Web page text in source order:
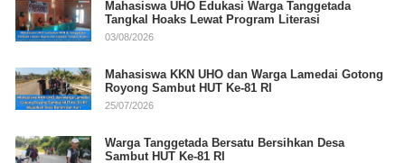
Mahasiswa UHO Edukasi Warga Tanggetada
Tangkal Hoaks Lewat Program Literasi
03/08/2026
Mahasiswa KKN UHO dan Warga Lamedai Gotong
Royong Sambut HUT Ke-81 RI
25/07/2026
Warga Tanggetada Bersatu Bersihkan Desa
Sambut HUT Ke-81 RI